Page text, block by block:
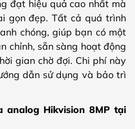
đạt hiệu quả cao nhất mà
gọn đẹp. Tất cả quá trình
chóng, giúp bạn có một
chỉnh, sẵn sàng hoạt động
gian chờ đợi. Chi phí này
dẫn sử dụng và bảo trì
analog Hikvision 8MP tại